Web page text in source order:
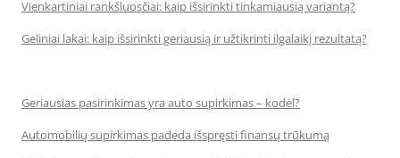
Vienkartiniai rankšluosčiai: kaip išsirinkti tinkamiausią variantą?
Geliniai lakai: kaip išsirinkti geriausią ir užtikrinti ilgalaikį rezultatą?
Geriausias pasirinkimas yra auto supirkimas – kodėl?
Automobilių supirkimas padeda išspręsti finansų trūkumą